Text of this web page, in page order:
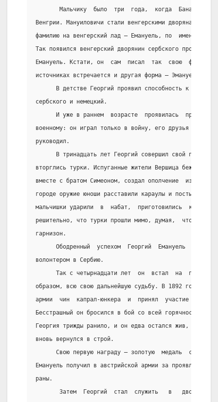
Мальчику  было  три  года,  когда  Банат
Венгрии. Мануиловичи стали венгерскими дворянами.
фамилию на венгерский лад – Емануель, по  имени
Так появился венгерский дворянин сербского
Емануель. Кстати, он  сам  писал  так  свою
источниках встречается и другая форма – Эмануель.
В детстве Георгий проявил способность к
сербского и немецкий.
И уже в раннем  возрасте  проявилась
военному: он играл только в войну, его друзья
руководил.
В тринадцать лет Георгий совершил свой первый
вторглись турки. Испуганные жители Вершица бежали
вместе с братом Симеоном, создал ополчение  из
городе оружие юноши расставили караулы и посты. И
мальчишки ударили  в  набат,  приготовились  к
решительно, что турки прошли мимо, думая,  что в
гарнизон.
Ободренный  успехом  Георгий  Емануель
волонтером в Сербию.
Так с четырнадцати лет  он  встал  на  путь
образом, всю свою дальнейшую судьбу. В 1892 году он
армии  чин  капрал-юнкера  и  принял  участие  в
Бесстрашный он бросился в бой со всей горячностью,
Георгия трижды ранило, и он едва остался жив,
вновь вернулся в строй.
Свою первую награду – золотую  медаль  с
Емануель получил в австрийской армии за проявленное
раны.
Затем  Георгий  стал  служить   в